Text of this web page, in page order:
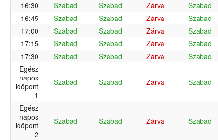
16:30 Szabad Szabad Zárva
Szabad
16:45
Szabad Szabad Zárva
Szabad
17:00
Szabad Szabad Zárva
Szabad
17:15
Szabad Szabad Zárva
Szabad
17:30
Szabad Szabad Zárva
Szabad
Egész
napos
időpont
1
Szabad Szabad Zárva Szabad
Egész
napos
időpont
2
Szabad Szabad Zárva Szabad